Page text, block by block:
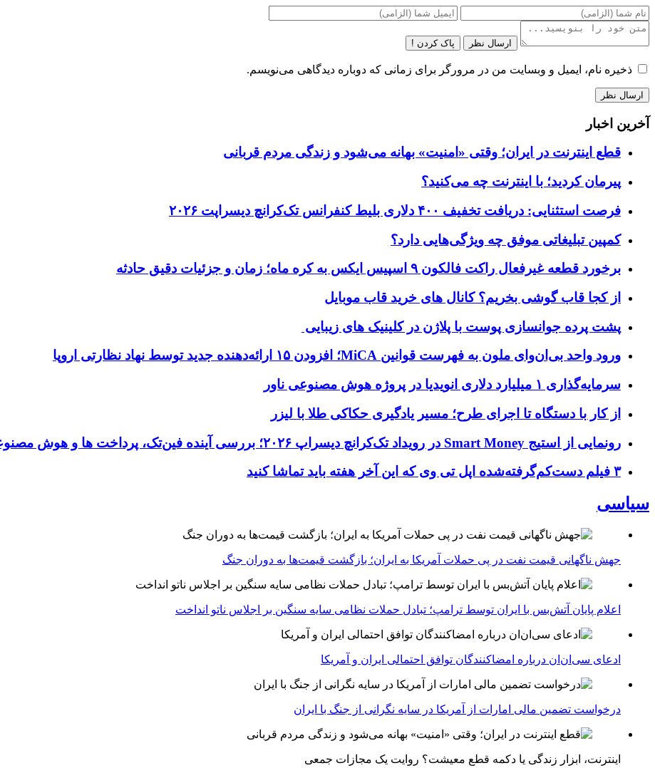
ارسال نظر پاک کردن !
ذخیره نام، ایمیل و وبسایت من در مرورگر برای زمانی که دوباره دیدگاهی می‌نویسم.
آخرین اخبار
قطع اینترنت در ایران؛ وقتی «امنیت» بهانه می‌شود و زندگی مردم قربانی
پیرمان کردید؛ با اینترنت چه می‌کنید؟
فرصت استثنایی: دریافت تخفیف ۴۰۰ دلاری بلیط کنفرانس تک‌کرانچ دیسراپت ۲۰۲۶
کمپین تبلیغاتی موفق چه ویژگی‌هایی دارد؟
برخورد قطعه غیرفعال راکت فالکون ۹ اسپیس ایکس به کره ماه؛ زمان و جزئیات دقیق حادثه
از کجا قاب گوشی بخریم؟ کانال های خرید قاب موبایل
پشت پرده جوانسازی پوست با پلاژن در کلینیک های زیبایی
ورود واحد بی‌ان‌وای ملون به فهرست قوانین MiCA؛ افزودن ۱۵ ارائه‌دهنده جدید توسط نهاد نظارتی اروپا
سرمایه‌گذاری ۱ میلیارد دلاری انویدیا در پروژه هوش مصنوعی ناور
از کار با دستگاه تا اجرای طرح؛ مسیر یادگیری حکاکی طلا با لیزر
رونمایی از استیج Smart Money در رویداد تک‌کرانچ دیسراپ ۲۰۲۶؛ بررسی آینده فین‌تک، پرداخت‌ ها و هوش مصنوعی
۳ فیلم دست‌کم‌گرفته‌شده اپل تی وی که این آخر هفته باید تماشا کنید
سیاسی
جهش ناگهانی قیمت نفت در پی حملات آمریکا به ایران؛ بازگشت قیمت‌ها به دوران جنگ
اعلام پایان آتش‌بس با ایران توسط ترامپ؛ تبادل حملات نظامی سایه سنگین بر اجلاس ناتو انداخت
ادعای سی‌ان‌ان درباره امضاکنندگان توافق احتمالی ایران و آمریکا
درخواست تضمین مالی امارات از آمریکا در سایه نگرانی از جنگ با ایران
اینترنت، ابزار زندگی یا دکمه قطع معیشت؟ روایت یک مجازات جمعی